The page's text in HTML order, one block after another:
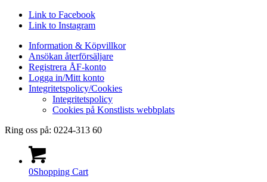
Link to Facebook
Link to Instagram
Information & Köpvillkor
Ansökan återförsäljare
Registrera ÅF-konto
Logga in/Mitt konto
Integritetspolicy/Cookies
Integritetspolicy
Cookies på Konstlists webbplats
Ring oss på: 0224-313 60
0Shopping Cart